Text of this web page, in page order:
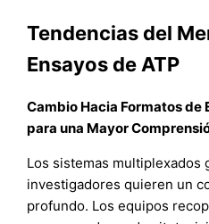
Tendencias del
Ensayos de ATP
Cambio Hacia Formatos
para una Mayor
Los sistemas multiplexados
investigadores quieren un
profundo. Los equipos